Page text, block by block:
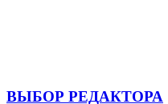
ВЫБОР РЕДАКТОРА